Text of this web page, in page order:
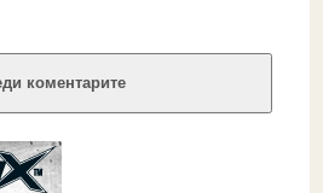
коментарите